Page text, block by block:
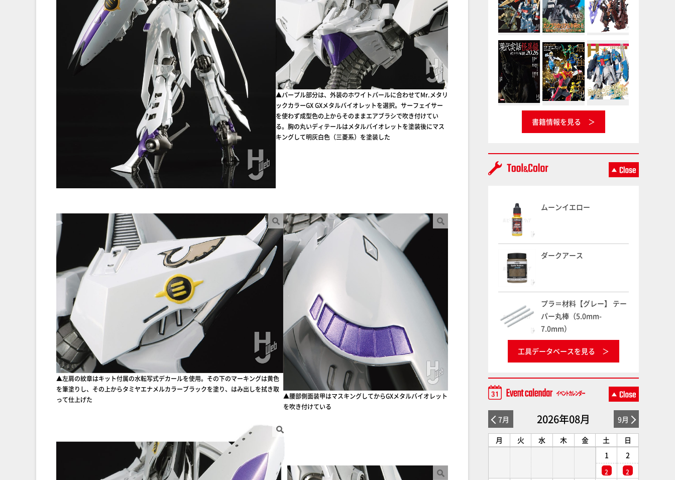
▲パープル部分は、外装のホワイトパールに合わせてMr.メタリ
ックカラーGX GXメタルバイオレットを選択。サーフェイサー
を使わず成型色の上からそのままエアブラシで吹き付けてい
る。胸の丸いディテールはメタルバイオレットを塗装後にマス
キングして明灰白色（三菱系）を塗装した
▲左肩の紋章はキット付属の水転写式デカールを使用。その下のマーキングは黄色
を筆塗りし、その上からタミヤエナメルカラーブラックを塗り、はみ出しを拭き取
って仕上げた
▲腰部側面装甲はマスキングしてからGXメタルバイオレット
を吹き付けている
書籍情報を見る
ムーンイエロー
ダークアース
プラ＝材料【グレー】 テー
パー丸棒（5.0mm-
7.0mm）
工具データベースを見る
7月 2026年08月 9月
月 火 水 木 金 土
日
1
2
2
2